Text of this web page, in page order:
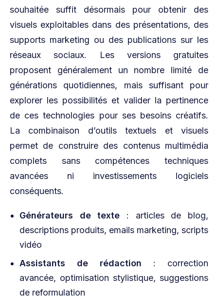
souhaitée suffit désormais pour obtenir des
visuels exploitables dans des présentations, des
supports marketing ou des publications sur les
réseaux sociaux. Les versions gratuites
proposent généralement un nombre limité de
générations quotidiennes, mais suffisant pour
explorer les possibilités et valider la pertinence
de ces technologies pour ses besoins créatifs.
La combinaison d’outils textuels et visuels
permet de construire des contenus multimédia
complets sans compétences techniques
avancées ni investissements logiciels
conséquents.
Générateurs de texte : articles de blog,
descriptions produits, emails marketing, scripts
vidéo
Assistants de rédaction : correction
avancée, optimisation stylistique, suggestions
de reformulation